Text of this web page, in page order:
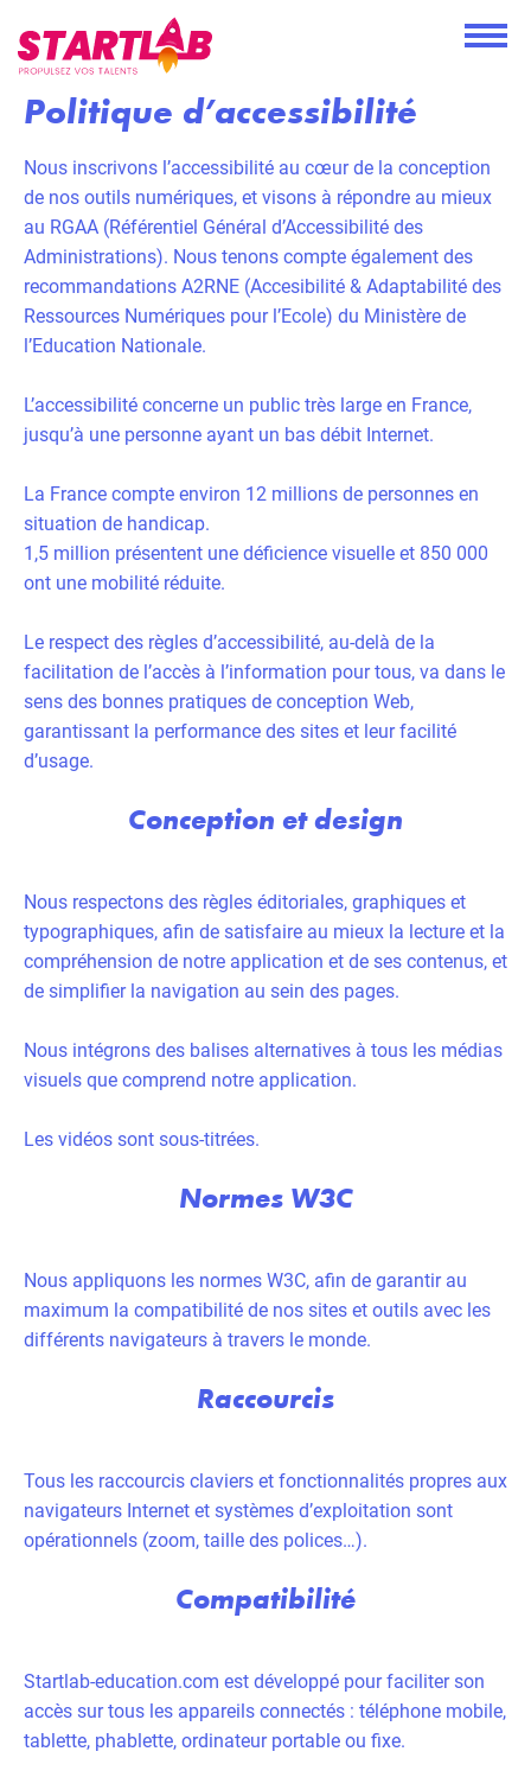
Politique d’accessibilité
Nous inscrivons l’accessibilité au cœur de la conception
de nos outils numériques, et visons à répondre au mieux
au RGAA (Référentiel Général d’Accessibilité des
Administrations). Nous tenons compte également des
recommandations A2RNE (Accesibilité & Adaptabilité des
Ressources Numériques pour l’Ecole) du Ministère de
l’Education Nationale.
L’accessibilité concerne un public très large en France,
jusqu’à une personne ayant un bas débit Internet.
La France compte environ 12 millions de personnes en
situation de handicap.
1,5 million présentent une déficience visuelle et 850 000
ont une mobilité réduite.
Le respect des règles d’accessibilité, au-delà de la
facilitation de l’accès à l’information pour tous, va dans le
sens des bonnes pratiques de conception Web,
garantissant la performance des sites et leur facilité
d’usage.
Conception et design
Nous respectons des règles éditoriales, graphiques et
typographiques, afin de satisfaire au mieux la lecture et la
compréhension de notre application et de ses contenus, et
de simplifier la navigation au sein des pages.
Nous intégrons des balises alternatives à tous les médias
visuels que comprend notre application.
Les vidéos sont sous-titrées.
Normes W3C
Nous appliquons les normes W3C, afin de garantir au
maximum la compatibilité de nos sites et outils avec les
différents navigateurs à travers le monde.
Raccourcis
Tous les raccourcis claviers et fonctionnalités propres aux
navigateurs Internet et systèmes d’exploitation sont
opérationnels (zoom, taille des polices…).
Compatibilité
Startlab-education.com est développé pour faciliter son
accès sur tous les appareils connectés : téléphone mobile,
tablette, phablette, ordinateur portable ou fixe.